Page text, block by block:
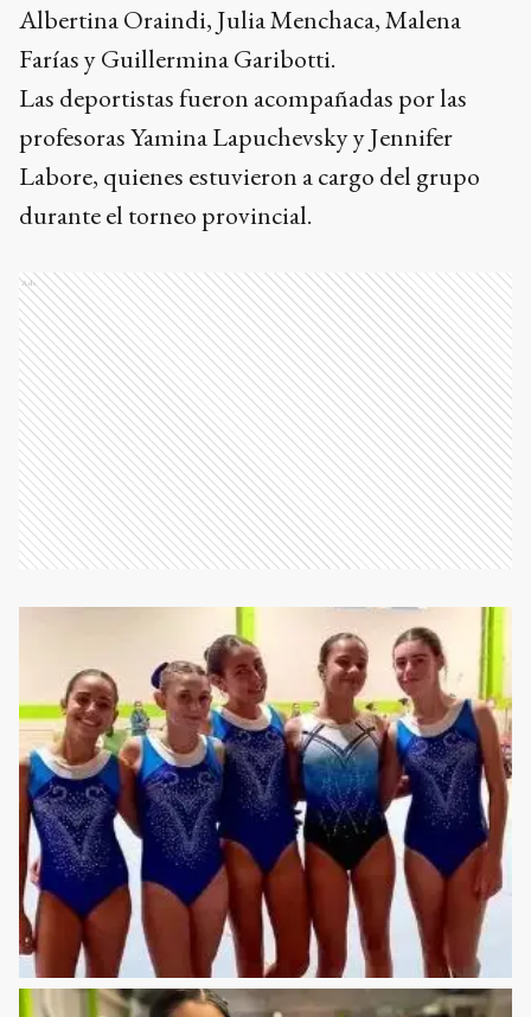
Albertina Oraindi, Julia Menchaca, Malena
Farías y Guillermina Garibotti.
Las deportistas fueron acompañadas por las
profesoras Yamina Lapuchevsky y Jennifer
Labore, quienes estuvieron a cargo del grupo
durante el torneo provincial.
Ads